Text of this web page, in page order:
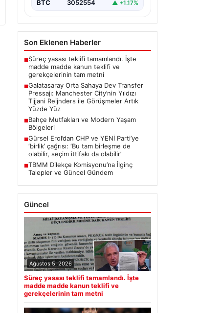
bölgesine güçlü bir takviye
BTC 3052554 ▲ +1.17%
Son Eklenen Haberler
■Süreç yasası teklifi tamamlandı. İşte
madde madde kanun teklifi ve
gerekçelerinin tam metni
■Galatasaray Orta Sahaya Dev Transfer
Pressajı: Manchester City’nin Yıldızı
Tijjani Reijnders ile Görüşmeler Artık
Yüzde Yüz
■Bahçe Mutfakları ve Modern Yaşam
Bölgeleri
■Gürsel Erol’dan CHP ve YENİ Parti’ye
‘birlik’ çağrısı: ‘Bu tam birleşme de
olabilir, seçim ittifakı da olabilir’
■TBMM Dilekçe Komisyonu’na İlginç
Talepler ve Güncel Gündem
Güncel
Ağustos 5, 2026
Süreç yasası teklifi tamamlandı. İşte
madde madde kanun teklifi ve
gerekçelerinin tam metni